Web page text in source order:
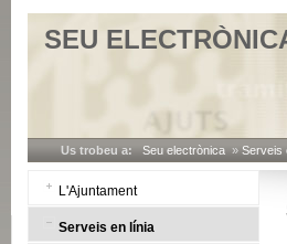
SEU
Us trobeu a: Seu electrònica » Serveis
L'Ajuntament
Serveis en línia